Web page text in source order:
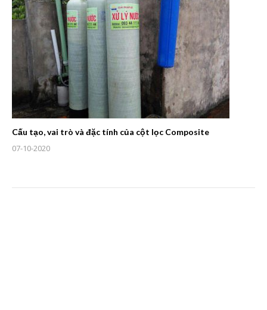
Cấu tạo, vai trò và đặc tính của cột lọc Composite
07-10-2020